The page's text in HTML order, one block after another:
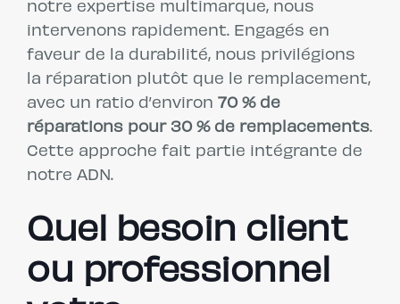
notre expertise multimarque, nous
intervenons rapidement. Engagés en
faveur de la durabilité, nous privilégions
la réparation plutôt que le remplacement,
avec un ratio d’environ 70 % de
réparations pour 30 % de remplacements.
Cette approche fait partie intégrante de
notre ADN.
Quel besoin client
ou professionnel